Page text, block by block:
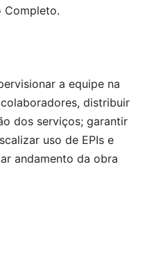
Completo.
a equipe na
distribuir
dos serviços; garantir
uso de EPIs e
andamento da obra